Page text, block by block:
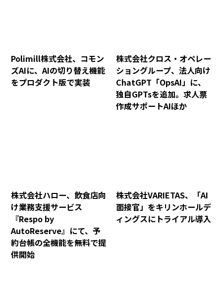
Polimill株式会社、コモン
ズAIに、AIの切り替え機能
をプロダクト版で実装
株式会社クロス・オペレー
ショングループ、法人向け
ChatGPT「OpsAI」に、
独自GPTsを追加。求人票
作成サポートAIほか
株式会社ハロー、飲食店向
け業務支援サービス
『Respo by
AutoReserve』にて、予
約台帳の全機能を無料で提
供開始
株式会社VARIETAS、「AI
面接官」をキリンホールデ
ィングスにトライアル導入